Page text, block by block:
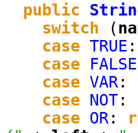
public
switch (
case TRUE :
case
FALSE
case VAR:
case
NOT:
case OR: